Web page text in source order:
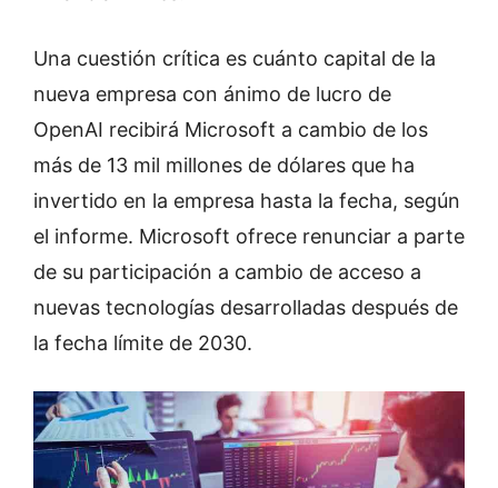
Una cuestión crítica es cuánto capital de la
nueva empresa con ánimo de lucro de
OpenAI recibirá Microsoft a cambio de los
más de 13 mil millones de dólares que ha
invertido en la empresa hasta la fecha, según
el informe. Microsoft ofrece renunciar a parte
de su participación a cambio de acceso a
nuevas tecnologías desarrolladas después de
la fecha límite de 2030.